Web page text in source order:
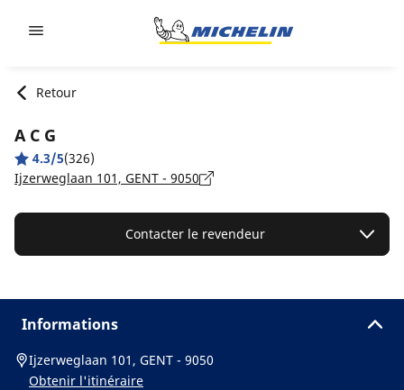
Retour
A C G
4.3/5(326)
Ijzerweglaan 101, GENT - 9050
Contacter le revendeur
Informations
Ijzerweglaan 101, GENT - 9050
Obtenir l'itinéraire